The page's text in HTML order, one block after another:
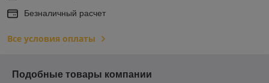
Безналичный расчет
Все условия оплаты
Подобные товары компании